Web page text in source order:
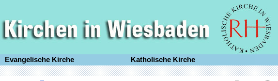
Evangelische Kirche Katholische Kirche